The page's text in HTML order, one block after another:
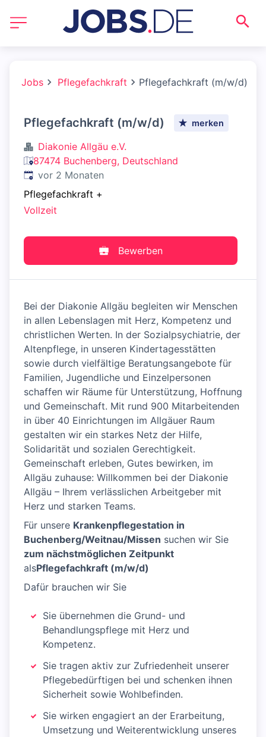
Jobs Pflegefachkraft Pflegefachkraft (m/w/d)
Pflegefachkraft (m/w/d) merken
Diakonie Allgäu e.V.
87474 Buchenberg, Deutschland
Veröffentlicht:
vor 2 Monaten
Pflegefachkraft +
Vollzeit
Bewerben
Bei der Diakonie Allgäu begleiten wir Menschen
in allen Lebenslagen mit Herz, Kompetenz und
christlichen Werten. In der Sozialpsychiatrie, der
Altenpflege, in unseren Kindertagesstätten
sowie durch vielfältige Beratungsangebote für
Familien, Jugendliche und Einzelpersonen
schaffen wir Räume für Unterstützung, Hoffnung
und Gemeinschaft. Mit rund 900 Mitarbeitenden
in über 40 Einrichtungen im Allgäuer Raum
gestalten wir ein starkes Netz der Hilfe,
Solidarität und sozialen Gerechtigkeit.
Gemeinschaft erleben, Gutes bewirken, im
Allgäu zuhause: Willkommen bei der Diakonie
Allgäu – Ihrem verlässlichen Arbeitgeber mit
Herz und starken Teams.
Für unsere Krankenpflegestation in
Buchenberg/Weitnau/Missen suchen wir Sie
zum nächstmöglichen Zeitpunkt
alsPflegefachkraft (m/w/d)
Dafür brauchen wir Sie
Sie übernehmen die Grund- und
Behandlungspflege mit Herz und
Kompetenz.
Sie tragen aktiv zur Zufriedenheit unserer
Pflegebedürftigen bei und schenken ihnen
Sicherheit sowie Wohlbefinden.
Sie wirken engagiert an der Erarbeitung,
Umsetzung und Weiterentwicklung unseres